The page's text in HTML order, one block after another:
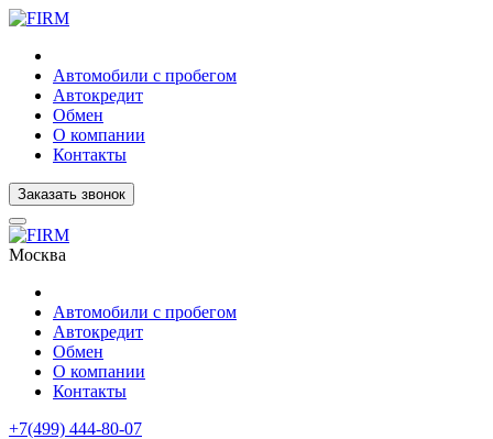
Автомобили с пробегом
Автокредит
Обмен
О компании
Контакты
Заказать звонок
Москва
Автомобили с пробегом
Автокредит
Обмен
О компании
Контакты
+7(499) 444-80-07